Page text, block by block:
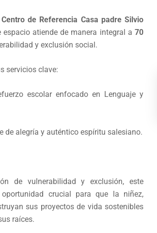
Centro de Referencia Casa padre Silvio
atiende de manera integral a 70
y exclusión social.
servicios clave:
escolar enfocado en Lenguaje y
de alegría y auténtico espíritu salesiano.
de vulnerabilidad y exclusión, este
crucial para que la niñez,
sus proyectos de vida sostenibles
raíces.